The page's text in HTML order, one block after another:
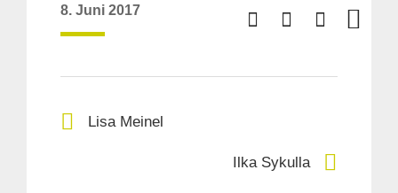
8. Juni 2017
Lisa Meinel
Ilka Sykulla